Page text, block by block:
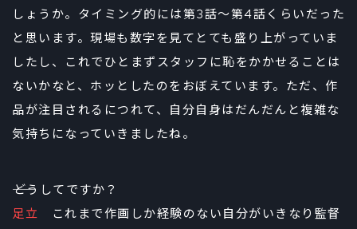
しょうか。タイミング的には第3話～第4話くらいだった
と思います。現場も数字を見てとても盛り上がっていま
したし、これでひとまずスタッフに恥をかかせることは
ないかなと、ホッとしたのをおぼえています。ただ、作
品が注目されるにつれて、自分自身はだんだんと複雑な
気持ちになっていきましたね。
――どうしてですか？
足立 これまで作画しか経験のない自分がいきなり監督